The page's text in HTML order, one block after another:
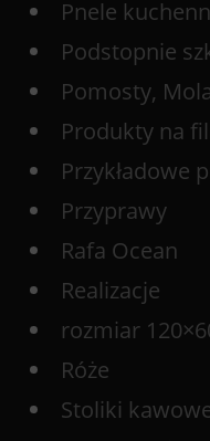
Pnele
Podstopnie
Pomosty, Mola
Produkty na
Przykładowe
Przyprawy
Rafa Ocean
Realizacje
rozmiar
Róże
Stoliki